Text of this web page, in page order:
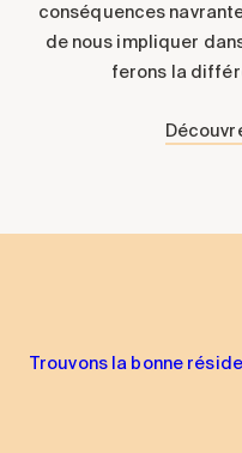
conséquences
de nous impliquer
ferons la
Trouvons la bonne